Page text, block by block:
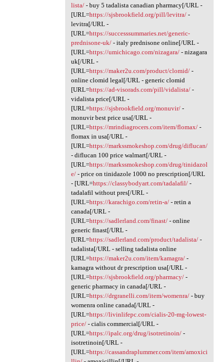
lista/- buy 5 tadalista canadian pharmacy[/URL -
[URL=https://sjsbrookfield.org/pill/levitra/-
levitra[/URL -
[URL=https://successsummaries.net/generic-
prednisone-uk/- italy prednisone online[/URL -
[URL=https://umichicago.com/nizagara/- nizagara
uk[/URL -
[URL=https://maker2u.com/product/clomid/-
online clomid legal[/URL - generic clomid
[URL=https://ad-visorads.com/pill/vidalista/-
vidalista price[/URL -
[URL=https://sjsbrookfield.org/monuvir/-
monuvir best price usa[/URL -
[URL=https://mrindiagrocers.com/item/flomax/-
flomax in usa[/URL -
[URL=https://markssmokeshop.com/drug/diflucan/
- diflucan 100 price walmart[/URL -
[URL=https://markssmokeshop.com/drug/tinidazol
e/- price on tinidazole 1000 no prescription[/URL
- [URL=https://classybodyart.com/tadalafil/-
tadalafil without pres[/URL -
[URL=https://karachigo.com/retin-a/- retin a
canada[/URL -
[URL=https://sadlerland.com/finast/- online
generic finast[/URL -
[URL=https://sadlerland.com/product/tadalista/-
tadalista[/URL - selling tadalista online
[URL=https://maker2u.com/item/kamagra/-
kamagra without dr prescription usa[/URL -
[URL=https://sjsbrookfield.org/pharmacy/-
generic pharmacy in canada[/URL -
[URL=https://drgranelli.com/item/womenra/- buy
womenra online canada[/URL -
[URL=https://livinlifepc.com/cialis-20-mg-lowest-
price/- cialis commercial[/URL -
[URL=https://ipalc.org/drug/isotretinoin/-
isotretinoin[/URL -
[URL=https://cassandraplummer.com/item/amoxici